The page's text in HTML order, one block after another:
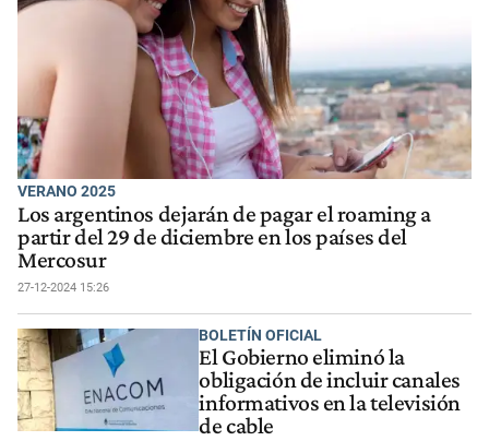
VERANO 2025
Los argentinos dejarán de pagar el roaming a
partir del 29 de diciembre en los países del
Mercosur
27-12-2024 15:26
BOLETÍN OFICIAL
El Gobierno eliminó la
obligación de incluir canales
informativos en la televisión
de cable